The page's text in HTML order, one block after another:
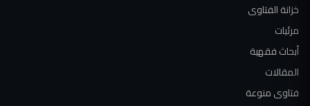
خزانة الفتاوى
مرئيات
أبحاث فقهية
المقالات
فتاوى منوعة